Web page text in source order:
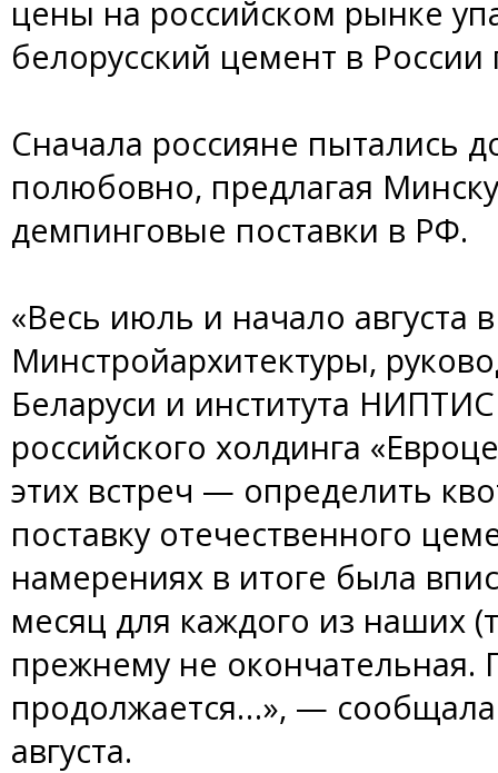
цены на российском рынке
белорусский цемент в
Сначала россияне пытались
полюбовно, предлагая
демпинговые поставки в РФ.
«Весь июль и начало
Минстройархитектуры,
Беларуси и института
российского холдинга
этих встреч — определить
поставку отечественного
намерениях в итоге была
месяц для каждого из наших
прежнему не окончательная.
продолжается…», — сообщала
августа.